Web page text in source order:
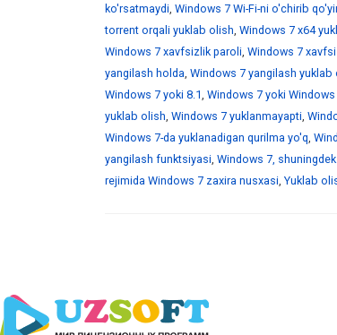
ko'rsatmaydi, Windows 7 Wi-Fi-ni o'chirib
torrent orqali yuklab olish, Windows 7 x64
Windows 7 xavfsizlik paroli, Windows 7
yangilash holda, Windows 7 yangilash yuklab
Windows 7 yoki 8.1, Windows 7 yoki Windows
yuklab olish, Windows 7 yuklanmayapti,
Windows 7-da yuklanadigan qurilma yo'q,
yangilash funktsiyasi, Windows 7,
rejimida Windows 7 zaxira nusxasi, Yuklab